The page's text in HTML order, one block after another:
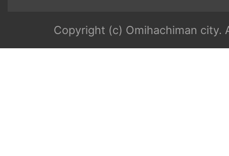
Copyright (c) Omihachiman city.